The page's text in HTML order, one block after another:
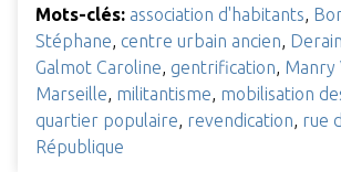
Mots-clés: association d'habitants
Stéphane centre urbain ancien
Galmot Caroline gentrification Manry
Marseille militantisme mobilisation
quartier populaire revendication rue
République